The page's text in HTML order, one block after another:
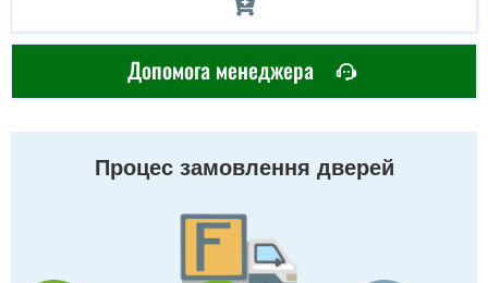
Допомога менеджера
Процес замовлення дверей